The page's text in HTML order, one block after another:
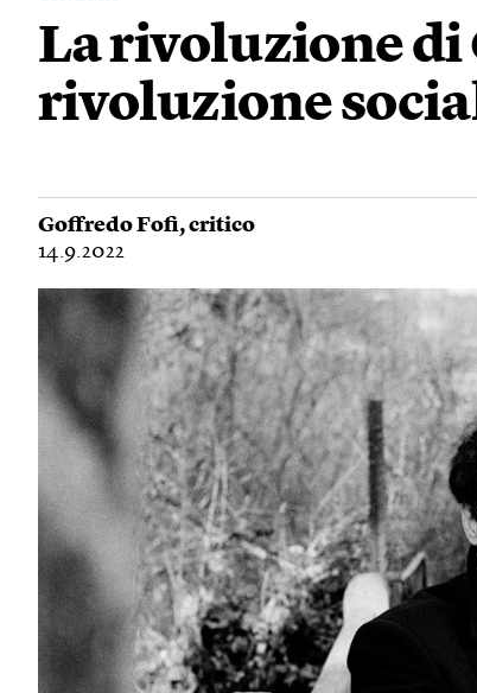
La rivoluzione di
rivoluzione
Goffredo Fofi, critico
14.9.2022